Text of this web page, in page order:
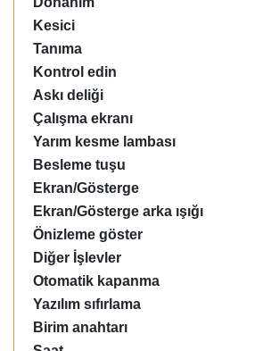
Kesici
Tanıma
Kontrol edin
Askı deliği
Çalışma ekranı
Yarım kesme lambası
Besleme tuşu
Ekran/Gösterge
Ekran/Gösterge arka ışığı
Önizleme göster
Diğer İşlevler
Otomatik kapanma
Yazılım sıfırlama
Birim anahtarı